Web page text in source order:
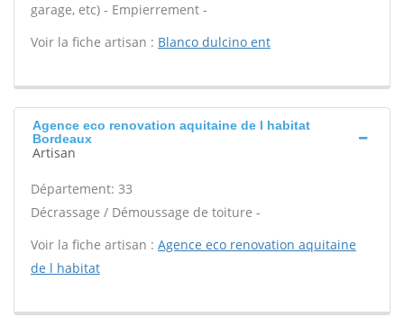
garage, etc) - Empierrement -
Voir la fiche artisan : Blanco dulcino ent
Agence eco renovation aquitaine de l habitat
Bordeaux
Artisan
Département: 33
Décrassage / Démoussage de toiture -
Voir la fiche artisan : Agence eco renovation aquitaine
de l habitat